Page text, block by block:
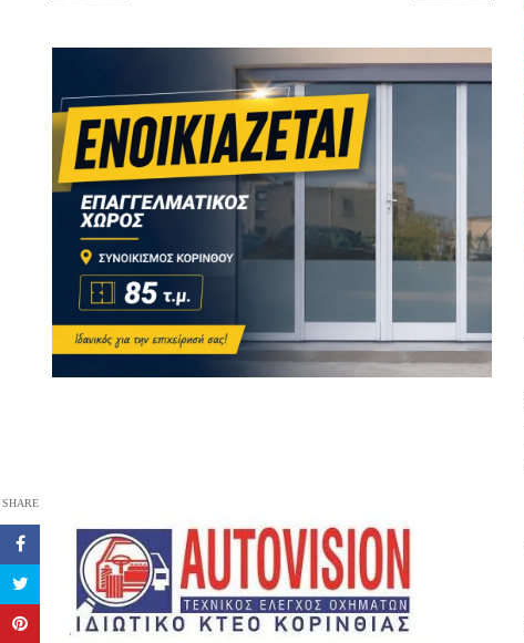
SHARE